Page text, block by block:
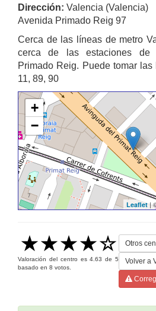
Dirección: Valencia (Valencia)
Avenida Primado Reig 97
Cerca de las líneas de metro
cerca de las estaciones de
Primado Reig. Puede tomar
11, 89, 90
+
−
Leaflet|
Valoración del centro es4.63 de5
basado en 8 votos.
Otros
Volver a